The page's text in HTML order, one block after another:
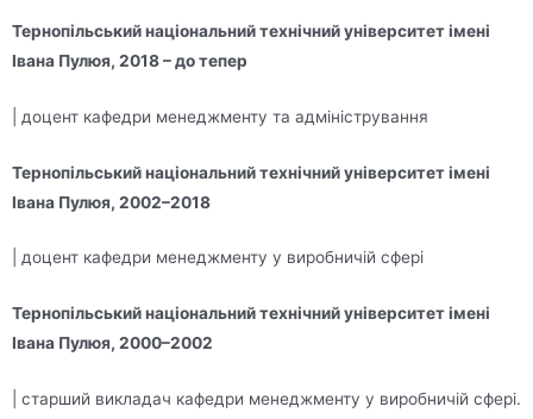
Тернопільський національний технічний університет імені
Івана Пулюя, 2018 – до тепер
| доцент кафедри менеджменту та адміністрування
Тернопільський національний технічний університет імені
Івана Пулюя, 2002–2018
| доцент кафедри менеджменту у виробничій сфері
Тернопільський національний технічний університет імені
Івана Пулюя, 2000–2002
| старший викладач кафедри менеджменту у виробничій сфері.